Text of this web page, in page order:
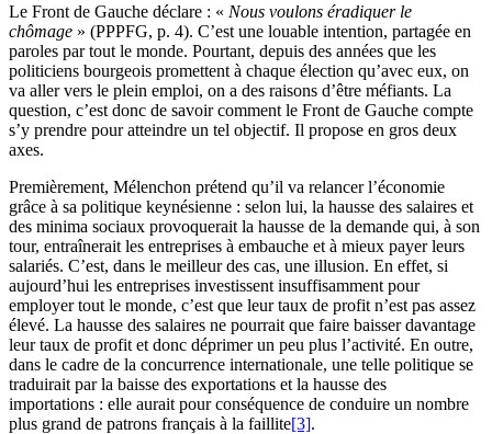
Le Front de Gauche déclare : « Nous voulons éradiquer le
chômage » (PPPFG, p. 4). C’est une louable intention, partagée en
paroles par tout le monde. Pourtant, depuis des années que les
politiciens bourgeois promettent à chaque élection qu’avec eux, on
va aller vers le plein emploi, on a des raisons d’être méfiants. La
question, c’est donc de savoir comment le Front de Gauche compte
s’y prendre pour atteindre un tel objectif. Il propose en gros deux
axes.
Premièrement, Mélenchon prétend qu’il va relancer l’économie
grâce à sa politique keynésienne : selon lui, la hausse des salaires et
des minima sociaux provoquerait la hausse de la demande qui, à son
tour, entraînerait les entreprises à embauche et à mieux payer leurs
salariés. C’est, dans le meilleur des cas, une illusion. En effet, si
aujourd’hui les entreprises investissent insuffisamment pour
employer tout le monde, c’est que leur taux de profit n’est pas assez
élevé. La hausse des salaires ne pourrait que faire baisser davantage
leur taux de profit et donc déprimer un peu plus l’activité. En outre,
dans le cadre de la concurrence internationale, une telle politique se
traduirait par la baisse des exportations et la hausse des
importations : elle aurait pour conséquence de conduire un nombre
plus grand de patrons français à la faillite[3].